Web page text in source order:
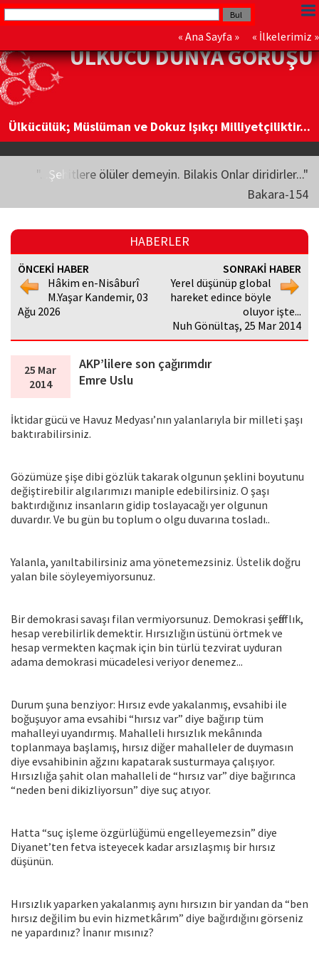
« Ana Sayfa » « İlkelerimiz »
ÜLKÜCÜ DÜNYA GÖRÜŞÜ
Ülkücülük; Müslüman ve Dokuz Işıkçı Milliyetçiliktir...
"...Şehitlere ölüler demeyin. Bilakis Onlar diridirler..."
Bakara-154
HABERLER
ÖNCEKİ HABER
Hâkim en-Nisâburî
M.Yaşar Kandemir, 03
Ağu 2026
SONRAKİ HABER
Yerel düşünüp global
hareket edince böyle
oluyor işte...
Nuh Gönültaş, 25 Mar 2014
25 Mar
2014
AKP’lilere son çağırımdır
Emre Uslu
İktidar gücü ve Havuz Medyası’nın yalanlarıyla bir milleti şaşı
baktırabilirsiniz.
Gözümüze şişe dibi gözlük takarak olgunun şeklini boyutunu
değiştirebilir algılarımızı maniple edebilirsiniz. O şaşı
baktırdığınız insanların gidip toslayacağı yer olgunun
duvardır. Ve bu gün bu toplum o olgu duvarına tosladı..
Yalanla, yanıltabilirsiniz ama yönetemezsiniz. Üstelik doğru
yalan bile söyleyemiyorsunuz.
Bir demokrasi savaşı filan vermiyorsunuz. Demokrasi şeffaflık,
hesap verebilirlik demektir. Hırsızlığın üstünü örtmek ve
hesap vermekten kaçmak için bin türlü tezvirat uyduran
adama demokrasi mücadelesi veriyor denemez...
Durum şuna benziyor: Hırsız evde yakalanmış, evsahibi ile
boğuşuyor ama evsahibi “hırsız var” diye bağırıp tüm
mahalleyi uyandırmış. Mahalleli hırsızlık mekânında
toplanmaya başlamış, hırsız diğer mahalleler de duymasın
diye evsahibinin ağzını kapatarak susturmaya çalışıyor.
Hırsızlığa şahit olan mahalleli de “hırsız var” diye bağırınca
“neden beni dikizliyorsun” diye suç atıyor.
Hatta “suç işleme özgürlüğümü engelleyemezsin” diye
Diyanet’ten fetva isteyecek kadar arsızlaşmış bir hırsız
düşünün.
Hırsızlık yaparken yakalanmış aynı hırsızın bir yandan da “ben
hırsız değilim bu evin hizmetkârım” diye bağırdığını görseniz
ne yapardınız? İnanır mısınız?